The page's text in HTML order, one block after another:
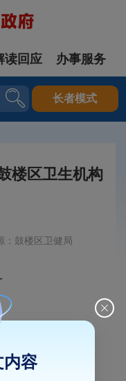
登录
读回应 办事服务
长者模式
楼区卫生机构
：鼓楼区卫健局
内容